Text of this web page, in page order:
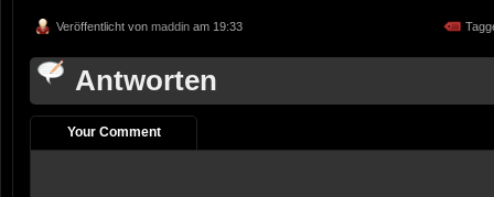
Veröffentlicht von maddin am 19:33
Antworten
Your Comment